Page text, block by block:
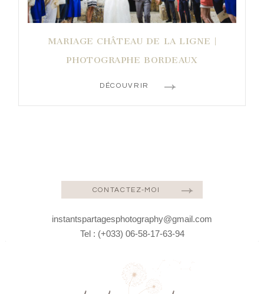
MARIAGE CHÂTEAU DE LA LIGNE |
PHOTOGRAPHE BORDEAUX
DÉCOUVRIR
CONTACTEZ-MOI
instantspartagesphotography@gmail.com
Tel : (+033) 06-58-17-63-94